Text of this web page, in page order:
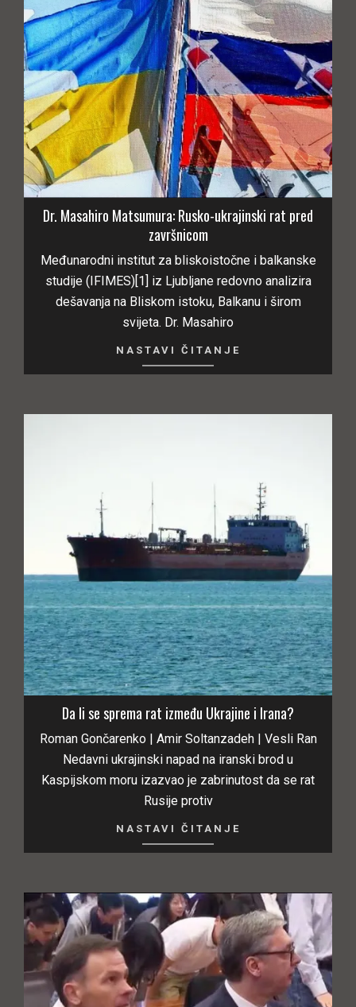
Dr. Masahiro Matsumura: Rusko-ukrajinski rat pred
završnicom
Međunarodni institut za bliskoistočne i balkanske
studije (IFIMES)[1] iz Ljubljane redovno analizira
dešavanja na Bliskom istoku, Balkanu i širom
svijeta. Dr. Masahiro
NASTAVI ČITANJE
Da li se sprema rat između Ukrajine i Irana?
Roman Gončarenko | Amir Soltanzadeh | Vesli Ran
Nedavni ukrajinski napad na iranski brod u
Kaspijskom moru izazvao je zabrinutost da se rat
Rusije protiv
NASTAVI ČITANJE